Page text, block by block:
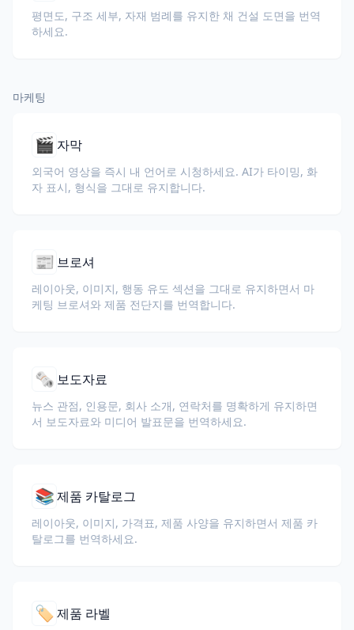
평면도, 구조 세부, 자재 범례를 유지한 채 건설 도면을 번역
하세요.
마케팅
🎬 자막
외국어 영상을 즉시 내 언어로 시청하세요. AI가 타이밍, 화
자 표시, 형식을 그대로 유지합니다.
📰 브로셔
레이아웃, 이미지, 행동 유도 섹션을 그대로 유지하면서 마
케팅 브로셔와 제품 전단지를 번역합니다.
🗞️ 보도자료
뉴스 관점, 인용문, 회사 소개, 연락처를 명확하게 유지하면
서 보도자료와 미디어 발표문을 번역하세요.
📚제품 카탈로그
레이아웃, 이미지, 가격표, 제품 사양을 유지하면서 제품 카
탈로그를 번역하세요.
🏷️제품 라벨